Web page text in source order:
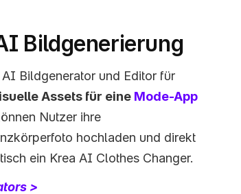
Bildgenerierung
Bildgenerator und Editor für
Assets für eine Mode-App
Nutzer ihre
hochladen und direkt
ein Krea AI Clothes Changer.
>